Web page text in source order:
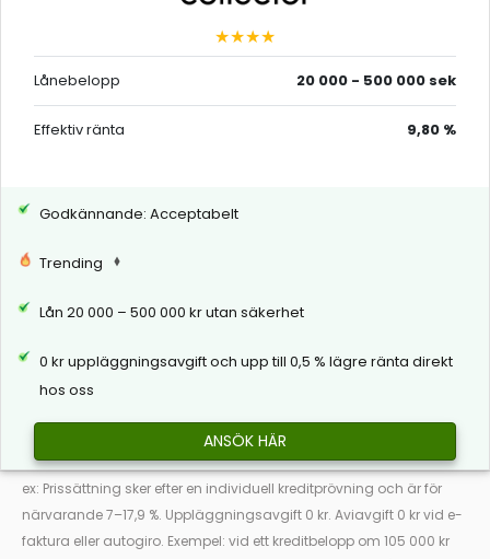
★★★★
Lånebelopp 20 000 - 500 000 sek
Effektiv ränta 9,80 %
Godkännande: Acceptabelt
Trending
Lån 20 000 – 500 000 kr utan säkerhet
0 kr uppläggningsavgift och upp till 0,5 % lägre ränta direkt
hos oss
ANSÖK HÄR
ex: Prissättning sker efter en individuell kreditprövning och är för
närvarande 7–17,9 %. Uppläggningsavgift 0 kr. Aviavgift 0 kr vid e-
faktura eller autogiro. Exempel: vid ett kreditbelopp om 105 000 kr